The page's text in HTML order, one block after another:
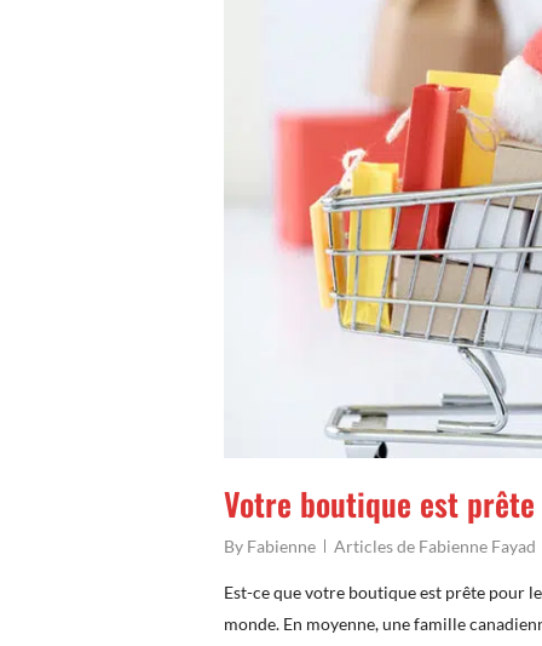
Votre boutique est
By Fabienne Articles de Fabienne Fayad
Est-ce que votre boutique est prête pour
monde. En moyenne, une famille